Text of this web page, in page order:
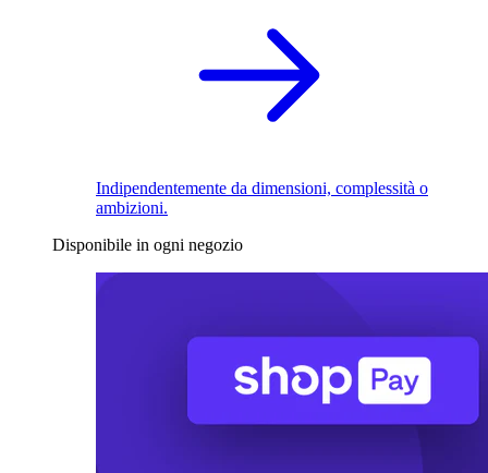
Indipendentemente da dimensioni, complessità o
ambizioni.
Disponibile in ogni negozio